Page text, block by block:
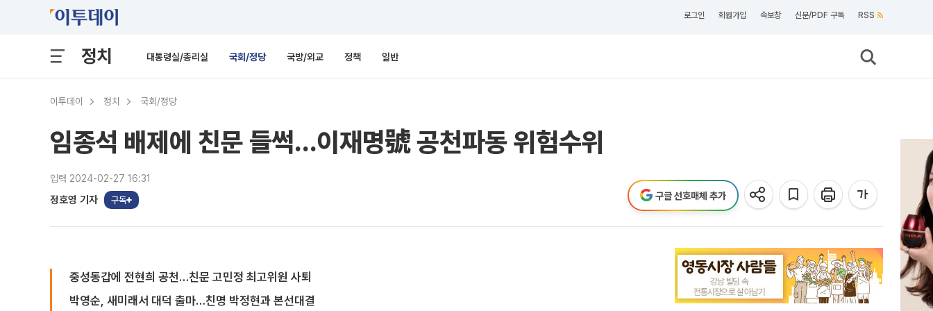
로그인 회원가입 속보창 신문/PDF 구독 RSS
정치 대통령실/총리실 국회/정당 국방/외교 정책 일반
이투데이 정치 국회/정당
임종석 배제에 친문 들썩…이재명號 공천파동 위험수위
입력 2024-02-27 16:31
정호영 기자 구독 구글 선호매체 추가
중성동갑에 전현희 공천…친문 고민정 최고위원 사퇴
박영순, 새미래서 대덕 출마…친명 박정현과 본선대결